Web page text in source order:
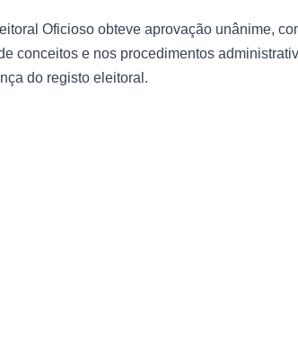
Oficioso obteve aprovação unânime,
conceitos e nos procedimentos
do registo eleitoral.